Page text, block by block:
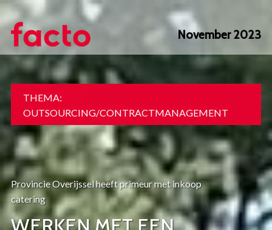
Overslaan
en
naar
de
inhoud
gaan
November 2023
THEMA:
OUTSOURCING/CONTRACTMANAGEMENT
Provincie Overijssel heeft primeur met inkoop
catering